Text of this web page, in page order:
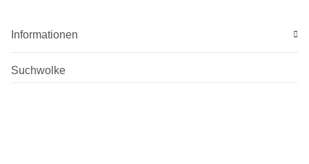
Informationen
Suchwolke